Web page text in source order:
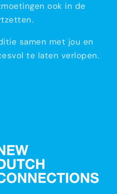
ook in de
samen met jou en
te laten verlopen.